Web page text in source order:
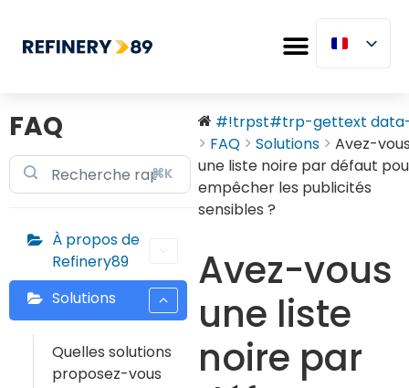
FAQ
⌘K
À propos de
Refinery89
Solutions
Quelles solutions
proposez-vous
#!trpst#trp-gettext
FAQ
Solutions
Avez-
une liste noire par défaut
empêcher les publicités
sensibles ?
Avez-vous
une liste
noire par